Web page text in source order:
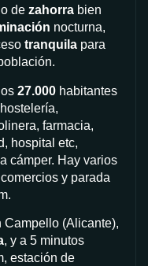
de zahorra bien
nocturna,
tranquila para
27.000 habitantes
farmacia,
hospital etc,
cámper. Hay varios
y parada
Campello (Alicante),
, y a 5 minutos
estación de